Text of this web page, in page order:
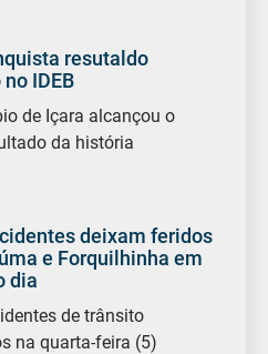
resutaldo
IDEB
de Içara alcançou o
da história
deixam feridos
e Forquilhinha em
dia
de trânsito
na quarta-feira (5)